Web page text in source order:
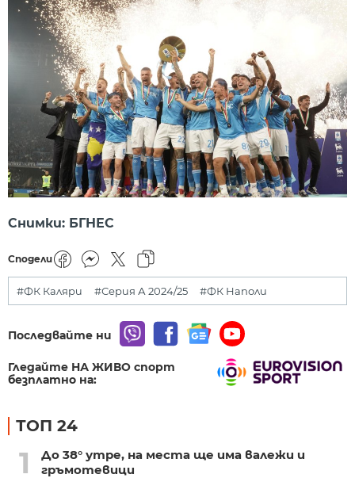
Снимки: БГНЕС
Сподели
#ФК Каляри #Серия А 2024/25 #ФК Наполи
Последвайте ни
Гледайте НА ЖИВО спорт
безплатно на:
ТОП 24
1
До 38° утре, на места ще има валежи и
гръмотевици